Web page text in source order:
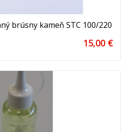
brúsny kameň STC 100/220
15,00 €